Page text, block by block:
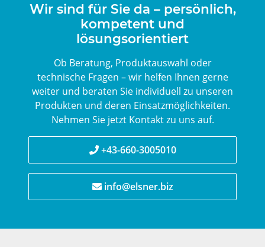
Wir sind für Sie da – persönlich,
kompetent und
lösungsorientiert
Ob Beratung, Produktauswahl oder
technische Fragen – wir helfen Ihnen gerne
weiter und beraten Sie individuell zu unseren
Produkten und deren Einsatzmöglichkeiten.
Nehmen Sie jetzt Kontakt zu uns auf.
+43-660-3005010
info@elsner.biz